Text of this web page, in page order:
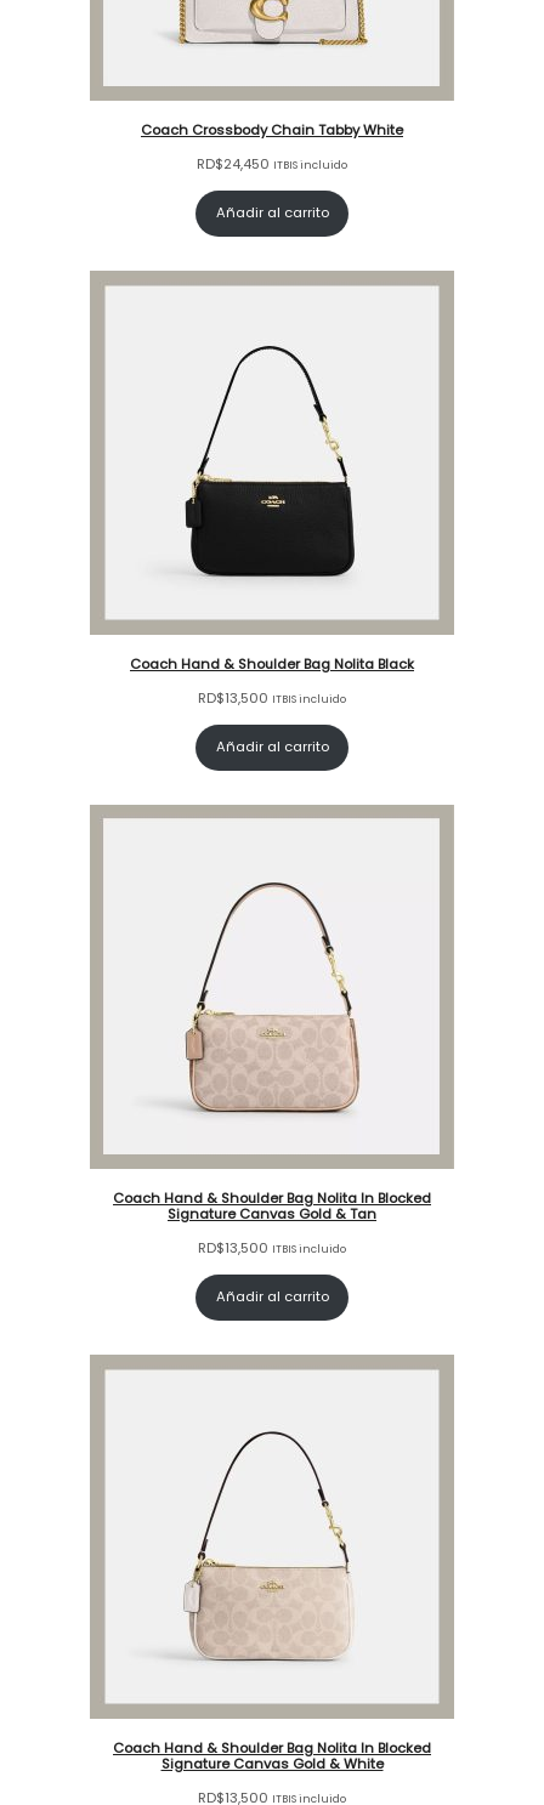
Coach Crossbody Chain Tabby White
RD$24,450 ITBIS incluido
Añadir al carrito
Coach Hand & Shoulder Bag Nolita Black
RD$13,500 ITBIS incluido
Añadir al carrito
Coach Hand & Shoulder Bag Nolita In Blocked
Signature Canvas Gold & Tan
RD$13,500 ITBIS incluido
Añadir al carrito
Coach Hand & Shoulder Bag Nolita In Blocked
Signature Canvas Gold & White
RD$13,500 ITBIS incluido